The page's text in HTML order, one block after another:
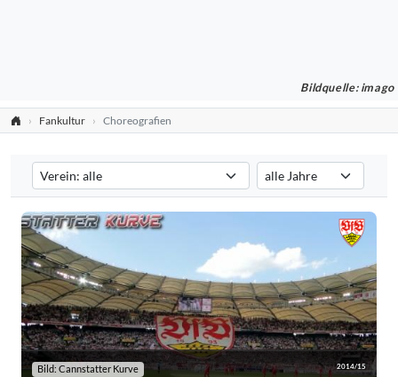
Bildquelle: imago
Fankultur Choreografien
Verein auswählen
Filtert die Choreografien nach dem ausgewählten Verein.
Saison auswählen
Filtert die Choreografien
Bild: Cannstatter Kurve 2014/15